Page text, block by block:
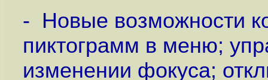
- Новые возможности
пиктограмм в меню;
изменении фокуса;